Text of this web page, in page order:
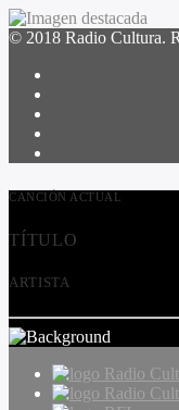
© 2018 Radio Cultura.
CANCIÓN ACTUAL
TÍTULO
ARTISTA
Radio
Radio